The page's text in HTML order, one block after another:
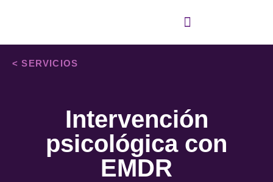
< SERVICIOS
Intervención
psicológica con
EMDR